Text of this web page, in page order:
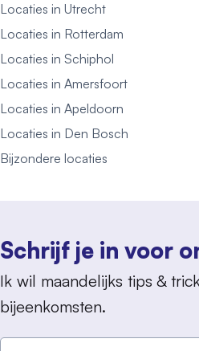
Locaties in Utrecht
Locaties in Rotterdam
Locaties in Schiphol
Locaties in Amersfoort
Locaties in Apeldoorn
Locaties in Den Bosch
Bijzondere locaties
Schrijf je in voor
Ik wil maandelijks tips &
bijeenkomsten.